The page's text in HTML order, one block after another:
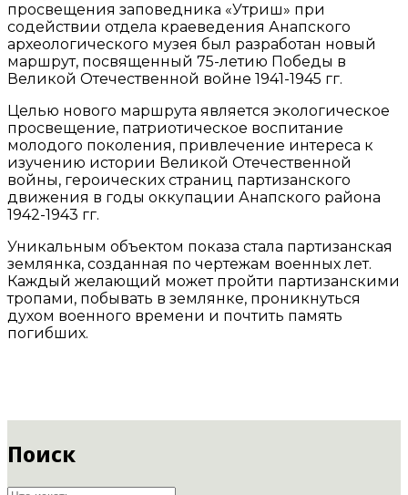
просвещения заповедника «Утриш» при
содействии отдела краеведения Анапского
археологического музея был разработан новый
маршрут, посвященный 75-летию Победы в
Великой Отечественной войне 1941-1945 гг.
Целью нового маршрута является экологическое
просвещение, патриотическое воспитание
молодого поколения, привлечение интереса к
изучению истории Великой Отечественной
войны, героических страниц партизанского
движения в годы оккупации Анапского района
1942-1943 гг.
Уникальным объектом показа стала партизанская
землянка, созданная по чертежам военных лет.
Каждый желающий может пройти партизанскими
тропами, побывать в землянке, проникнуться
духом военного времени и почтить память
погибших.
Поиск